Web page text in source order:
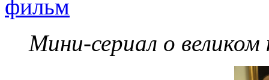
фильм
Мини-сериал о великом